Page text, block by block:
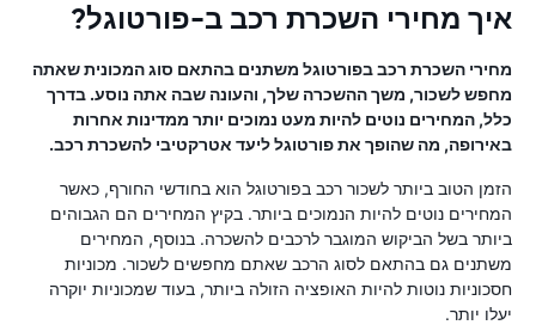
איך מחירי השכרת רכב ב-פורטוגל?
מחירי השכרת רכב בפורטוגל משתנים בהתאם סוג המכונית שאתה
מחפש לשכור, משך ההשכרה שלך, והעונה שבה אתה נוסע. בדרך
כלל, המחירים נוטים להיות מעט נמוכים יותר ממדינות אחרות
באירופה, מה שהופך את פורטוגל ליעד אטרקטיבי להשכרת רכב.
הזמן הטוב ביותר לשכור רכב בפורטוגל הוא בחודשי החורף, כאשר
המחירים נוטים להיות הנמוכים ביותר. בקיץ המחירים הם הגבוהים
ביותר בשל הביקוש המוגבר לרכבים להשכרה. בנוסף, המחירים
משתנים גם בהתאם לסוג הרכב שאתם מחפשים לשכור. מכוניות
חסכוניות נוטות להיות האופציה הזולה ביותר, בעוד שמכוניות יוקרה
יעלו יותר.